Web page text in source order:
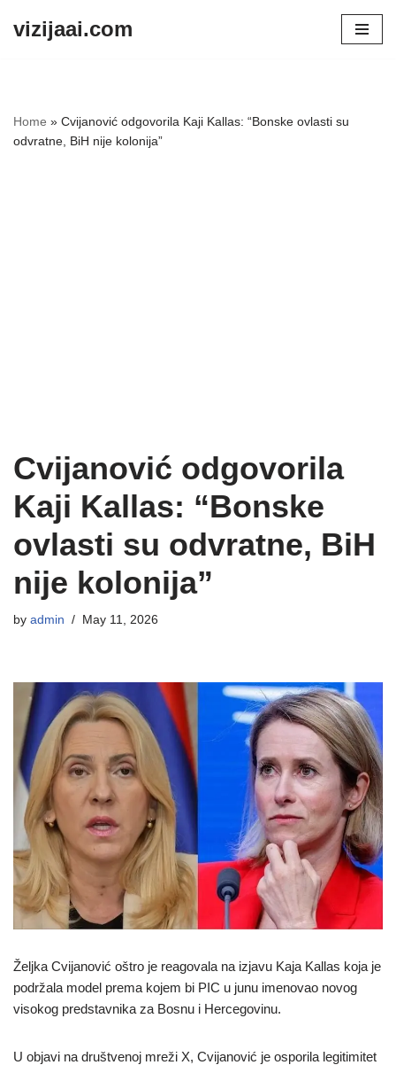
vizijaai.com
Home » Cvijanović odgovorila Kaji Kallas: “Bonske ovlasti su
odvratne, BiH nije kolonija”
Cvijanović odgovorila
Kaji Kallas: “Bonske
ovlasti su odvratne, BiH
nije kolonija”
by admin May 11, 2026
Željka Cvijanović oštro je reagovala na izjavu Kaja Kallas koja je
podržala model prema kojem bi PIC u junu imenovao novog
visokog predstavnika za Bosnu i Hercegovinu.
U objavi na društvenoj mreži X, Cvijanović je osporila legitimitet